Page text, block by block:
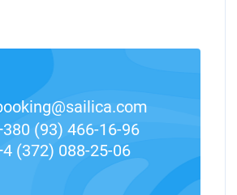
(93) 466-16-96
(372) 088-25-06